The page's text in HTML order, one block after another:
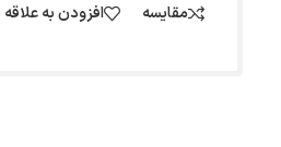
مقایسه افزودن به